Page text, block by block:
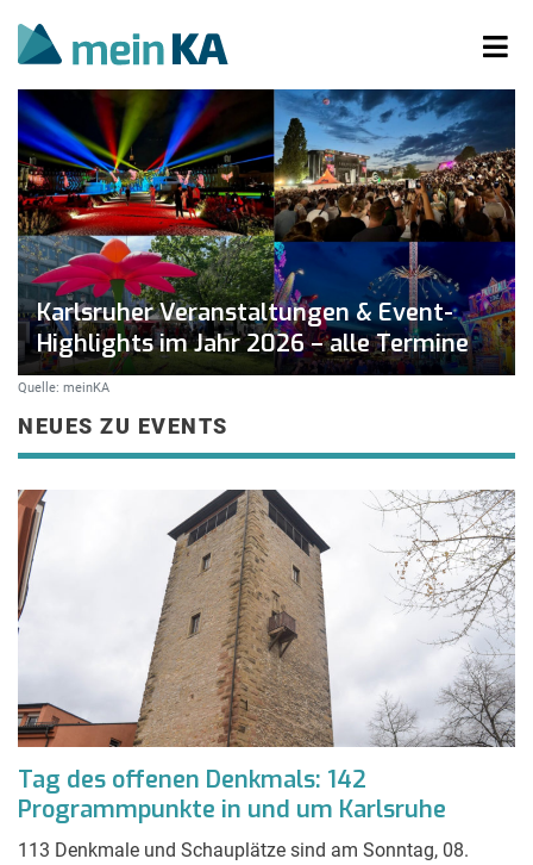
Karlsruher Veranstaltungen & Event-
Highlights im Jahr 2026 – alle Termine
Quelle: meinKA
NEUES ZU EVENTS
Tag des offenen Denkmals: 142
Programmpunkte in und um Karlsruhe
113 Denkmale und Schauplätze sind am Sonntag, 08.